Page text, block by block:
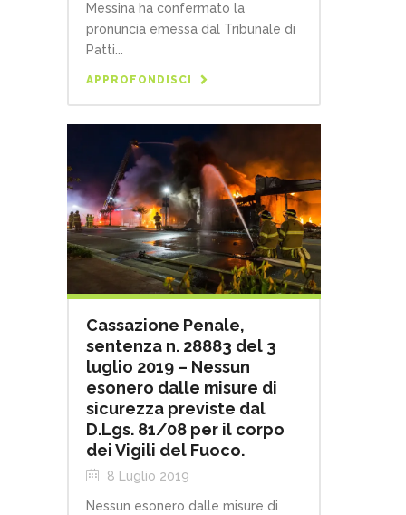
Messina ha confermato la
pronuncia emessa dal Tribunale di
Patti...
APPROFONDISCI
Cassazione Penale,
sentenza n. 28883 del 3
luglio 2019 – Nessun
esonero dalle misure di
sicurezza previste dal
D.Lgs. 81/08 per il corpo
dei Vigili del Fuoco.
8 Luglio 2019
Nessun esonero dalle misure di